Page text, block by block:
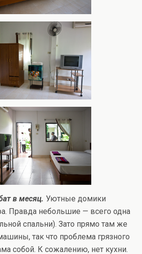
в месяц. Уютные домики
Правда небольшие — всего одна
спальни). Зато прямо там же
так что проблема грязного
собой. К сожалению, нет кухни.